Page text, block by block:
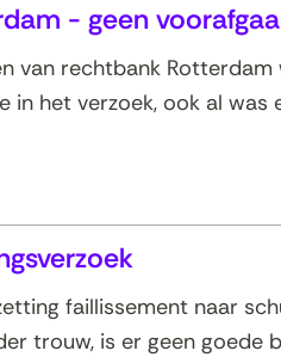
- geen
van rechtbank
in het verzoek, ook al
faillissement naar
trouw, is er geen goede